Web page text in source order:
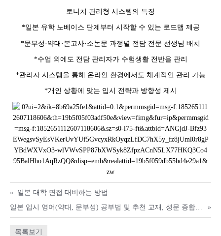
토니치 관리형 시스템의 특징
*일본 유학 노베이스 단계부터 시작할 수 있는 로드맵 제공
*문부성·약대·본고사·소논문 과정별 전담 전문 선생님 배치
*수업 외에도 전담 관리자가 수험생활 전반을 관리
*관리자 시스템을 통해 온라인 환경에서도 체계적인 관리 가능
*개인 상황에 맞는 입시 전략과 방향성 제시
« 일본 대학 면접 대비하는 방법
»
목록보기